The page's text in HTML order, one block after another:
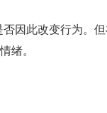
因此改变行为。
绪。